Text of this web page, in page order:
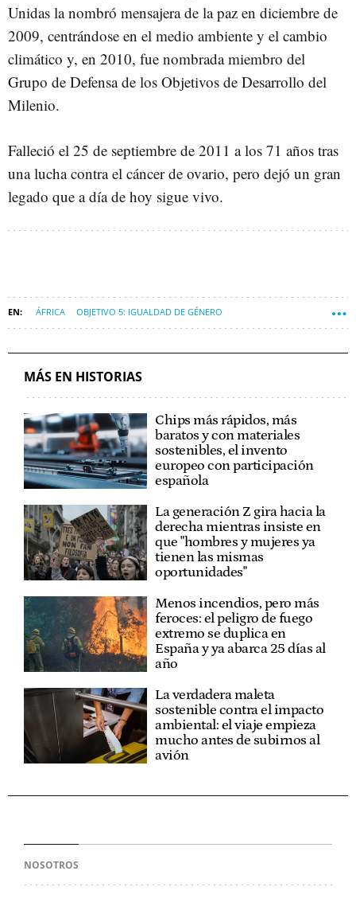
Unidas la nombró mensajera de la paz en diciembre de
2009, centrándose en el medio ambiente y el cambio
climático y, en 2010, fue nombrada miembro del
Grupo de Defensa de los Objetivos de Desarrollo del
Milenio.
Falleció el 25 de septiembre de 2011 a los 71 años tras
una lucha contra el cáncer de ovario, pero dejó un gran
legado que a día de hoy sigue vivo.
ÁFRICA OBJETIVO 5: IGUALDAD DE GÉNERO
OBJETIVO 11: CIUDADES Y COMUNIDADES SOSTENIBLES
OBJETIVO 13: ACCIÓN POR EL CLIMA
MÁS EN HISTORIAS
Chips más rápidos, más
baratos y con materiales
sostenibles, el invento
europeo con participación
española
La generación Z gira hacia la
derecha mientras insiste en
que "hombres y mujeres ya
tienen las mismas
oportunidades"
Menos incendios, pero más
feroces: el peligro de fuego
extremo se duplica en
España y ya abarca 25 días al
año
La verdadera maleta
sostenible contra el impacto
ambiental: el viaje empieza
mucho antes de subirnos al
avión
NOSOTROS